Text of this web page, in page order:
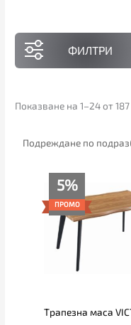
ФИЛТРИ
Показване на 1–24 от
5%
ПРОМО
Tрапезна маса
е:
175.00€